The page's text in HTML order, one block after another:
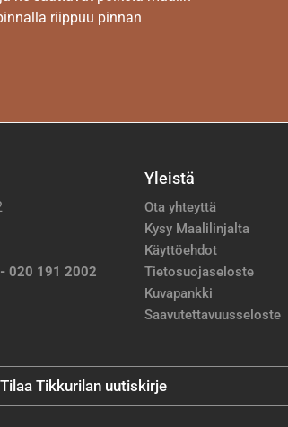
riippuu pinnan
020 191 2002
Yleistä
Ota yhteyttä
Kysy Maalilinjalta
Käyttöehdot
Tietosuojaseloste
Kuvapankki
Saavutettavuusseloste
Tikkurilan uutiskirje